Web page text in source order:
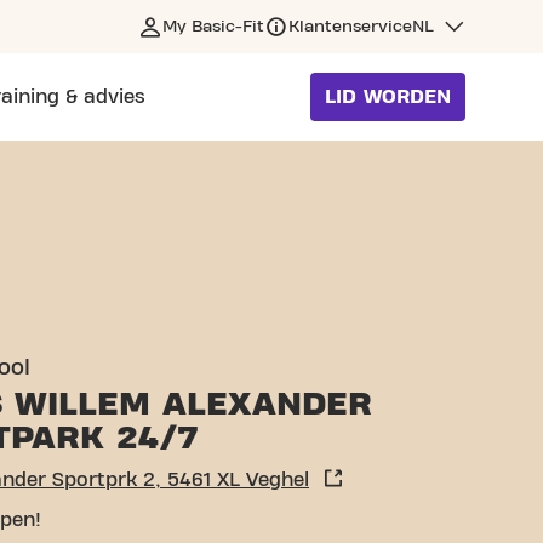
My Basic-Fit KlantenserviceNL
& advies LID WORDEN
WILLEM ALEXANDER
24/7
Sportprk 2, 5461 XL Veghel